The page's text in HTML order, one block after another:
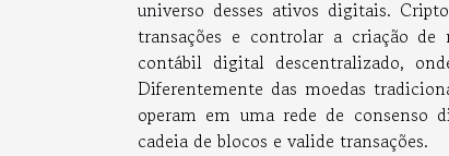
universo desses ativos digitais.
transações e controlar a criação
contábil digital descentralizado,
Diferentemente das moedas
operam em uma rede de consenso
cadeia de blocos e valide transações.